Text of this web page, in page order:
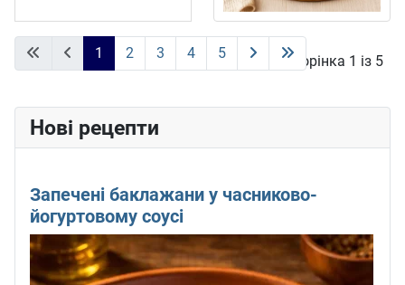
Сторінка 1 із 5
1 2 3 4 5
Нові рецепти
Запечені баклажани у часниково-
йогуртовому соусі